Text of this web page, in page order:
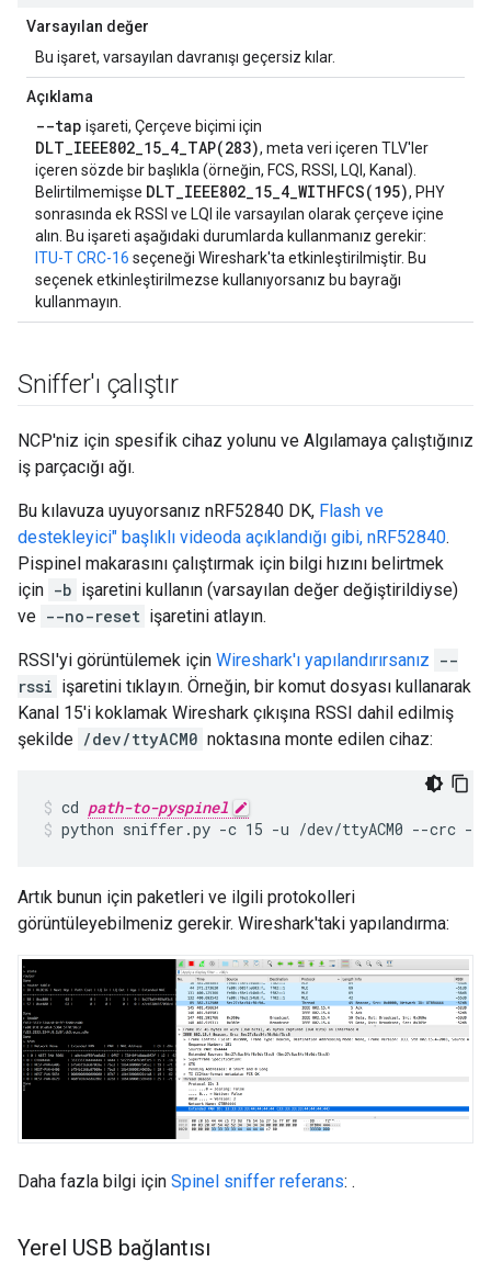
Varsayılan değer
Bu işaret, varsayılan davranışı geçersiz kılar.
Açıklama
--tap işareti, Çerçeve biçimi için
DLT_IEEE802_15_4_TAP(283), meta veri içeren TLV'ler
içeren sözde bir başlıkla (örneğin, FCS, RSSI, LQI, Kanal).
Belirtilmemişse DLT_IEEE802_15_4_WITHFCS(195), PHY
sonrasında ek RSSI ve LQI ile varsayılan olarak çerçeve içine
alın. Bu işareti aşağıdaki durumlarda kullanmanız gerekir:
ITU-T CRC-16 seçeneği Wireshark'ta etkinleştirilmiştir. Bu
seçenek etkinleştirilmezse kullanıyorsanız bu bayrağı
kullanmayın.
Sniffer'ı çalıştır
NCP'niz için spesifik cihaz yolunu ve Algılamaya çalıştığınız
iş parçacığı ağı.
Bu kılavuza uyuyorsanız nRF52840 DK, Flash ve
destekleyici" başlıklı videoda açıklandığı gibi, nRF52840.
Pispinel makarasını çalıştırmak için bilgi hızını belirtmek
için -b işaretini kullanın (varsayılan değer değiştirildiyse)
ve --no-reset işaretini atlayın.
RSSI'yi görüntülemek için Wireshark'ı yapılandırırsanız --
rssi işaretini tıklayın. Örneğin, bir komut dosyası kullanarak
Kanal 15'i koklamak Wireshark çıkışına RSSI dahil edilmiş
şekilde /dev/ttyACM0 noktasına monte edilen cihaz:
cd path-to-pyspinel
python sniffer.py -c 15 -u /dev/ttyACM0 --crc
Artık bunun için paketleri ve ilgili protokolleri
görüntüleyebilmeniz gerekir. Wireshark'taki yapılandırma:
Daha fazla bilgi için Spinel sniffer referans: .
Yerel USB bağlantısı